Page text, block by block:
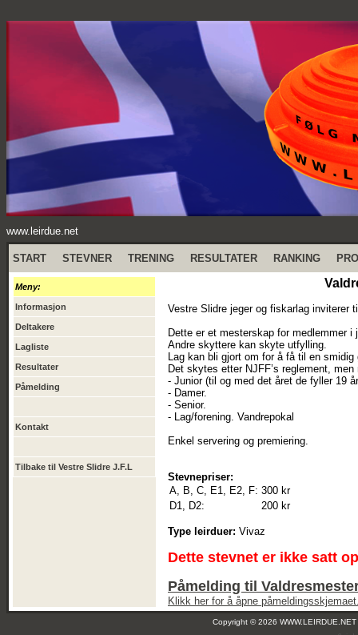
www.leirdue.net
START STEVNER TRENING RESULTATER RANKING
Meny:
Informasjon
Deltakere
Lagliste
Resultater
Påmelding
Kontakt
Tilbake til Vestre Slidre J.F.L
Vestre Slidre jeger og fiskarlag inviterer
Dette er et mesterskap for medlemmer i
Andre skyttere kan skyte utfylling.
Lag kan bli gjort om for å få til en
Det skytes etter NJFF’s reglement,
- Junior (til og med det året de fyller 19
- Damer.
- Senior.
- Lag/forening. Vandrepokal
Enkel servering og premiering.
Stevnepriser:
A, B, C, E1, E2, F: 300 kr
D1, D2:
200 kr
Type leirduer: Vivaz
Dette stevnet er ikke satt
Påmelding til
Klikk her for å åpne
Copyright © 2026